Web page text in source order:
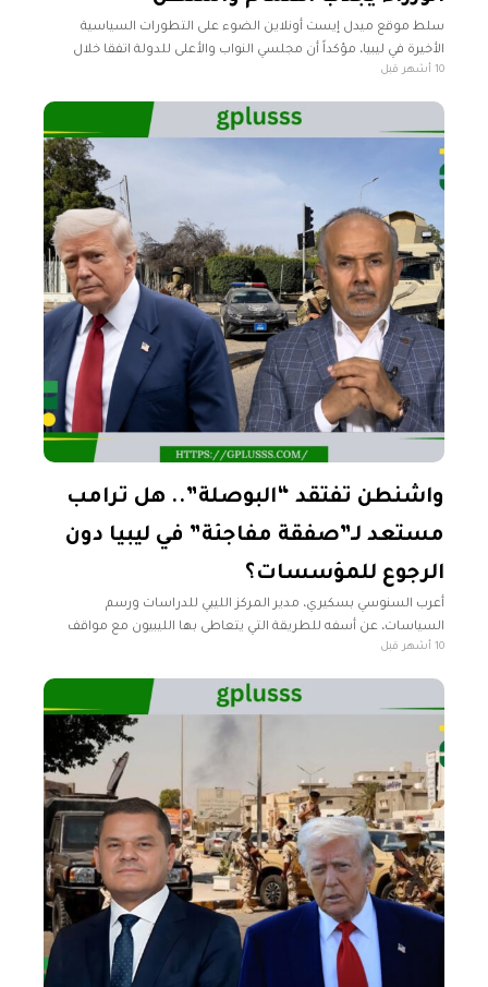
سلط موقع ميدل إيست أونلاين الضوء على التطورات السياسية
الأخيرة في ليبيا، مؤكداً أن مجلسي النواب والأعلى للدولة اتفقا خلال
اجتماع مشترك في بنغازي على إعادة تشكيل مجلس إدارة المفوضية
10 أشهر قبل
واشنطن تفتقد “البوصلة”.. هل ترامب
مستعد لـ”صفقة مفاجئة” في ليبيا دون
الرجوع للمؤسسات؟
أعرب السنوسي بسكيري، مدير المركز الليبي للدراسات ورسم
السياسات، عن أسفه للطريقة التي يتعاطى بها الليبيون مع مواقف
وتصريحات القوى الدولية بشأن بلادهم، مؤكداً أن "كل طرف يفسر هذه
10 أشهر قبل